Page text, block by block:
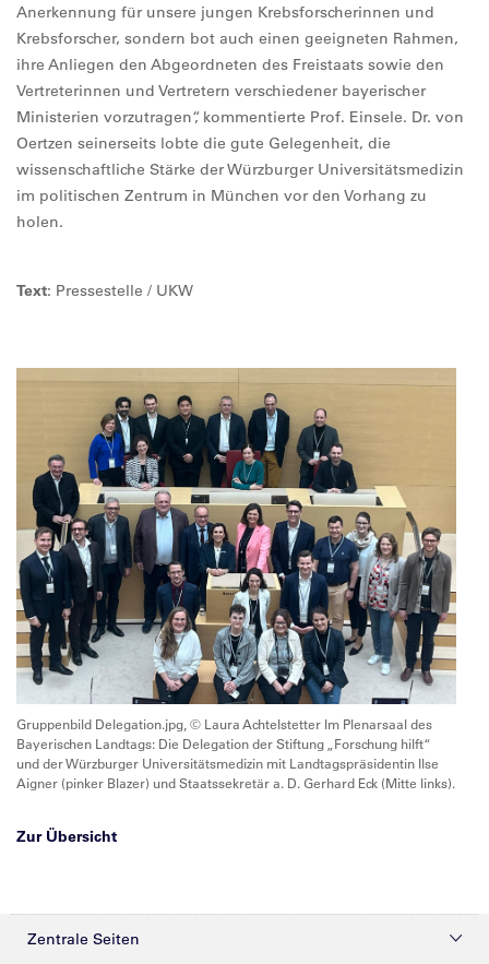
Anerkennung für unsere jungen Krebsforscherinnen und
Krebsforscher, sondern bot auch einen geeigneten Rahmen,
ihre Anliegen den Abgeordneten des Freistaats sowie den
Vertreterinnen und Vertretern verschiedener bayerischer
Ministerien vorzutragen“, kommentierte Prof. Einsele. Dr. von
Oertzen seinerseits lobte die gute Gelegenheit, die
wissenschaftliche Stärke der Würzburger Universitätsmedizin
im politischen Zentrum in München vor den Vorhang zu
holen.
Text: Pressestelle / UKW
Gruppenbild Delegation.jpg, © Laura Achtelstetter Im Plenarsaal des
Bayerischen Landtags: Die Delegation der Stiftung „Forschung hilft“
und der Würzburger Universitätsmedizin mit Landtagspräsidentin Ilse
Aigner (pinker Blazer) und Staatssekretär a. D. Gerhard Eck (Mitte links).
Zur Übersicht
Zentrale Seiten